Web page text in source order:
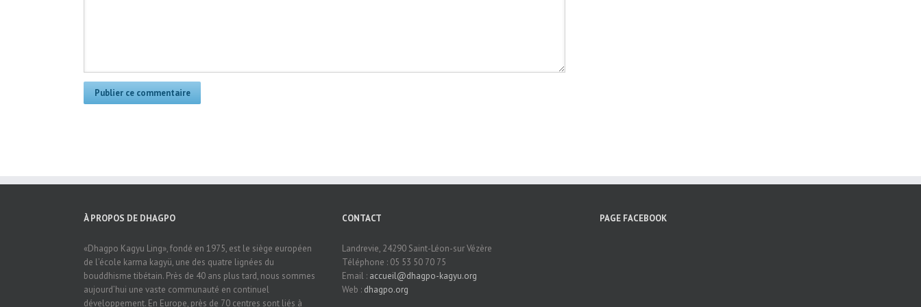
À PROPOS DE DHAGPO
«Dhagpo Kagyu Ling», fondé en 1975, est le siège européen
de l’école karma kagyü, une des quatre lignées du
bouddhisme tibétain. Près de 40 ans plus tard, nous sommes
aujourd’hui une vaste communauté en continuel
développement. En Europe, près de 70 centres sont liés à
CONTACT
Landrevie, 24290 Saint-Léon-sur Vézère
Téléphone : 05 53 50 70 75
Email : accueil@dhagpo-kagyu.org
Web : dhagpo.org
PAGE FACEBOOK